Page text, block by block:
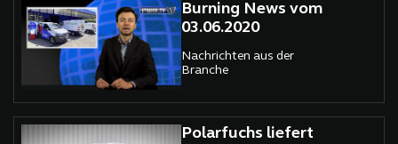
Burning News vom
03.06.2020
Nachrichten aus der
Branche
Polarfuchs liefert